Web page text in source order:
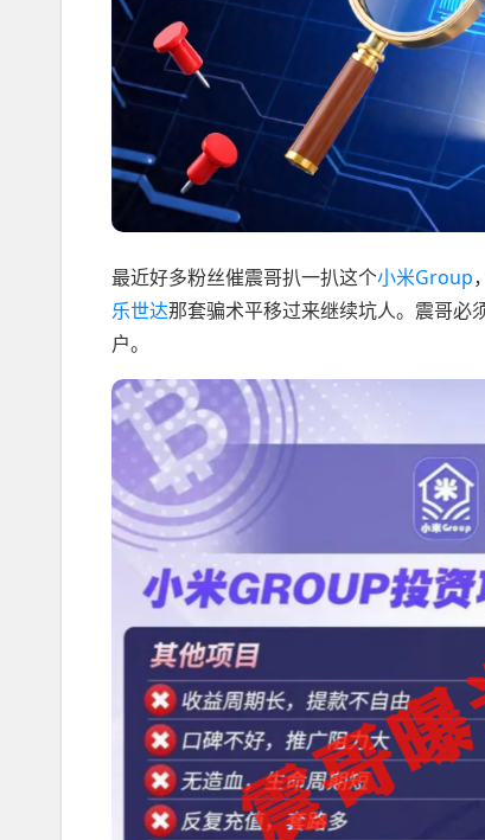
最近好多粉丝催震哥扒一扒这个小米Group
乐世达那套骗术平移过来继续坑人。震哥必
户。